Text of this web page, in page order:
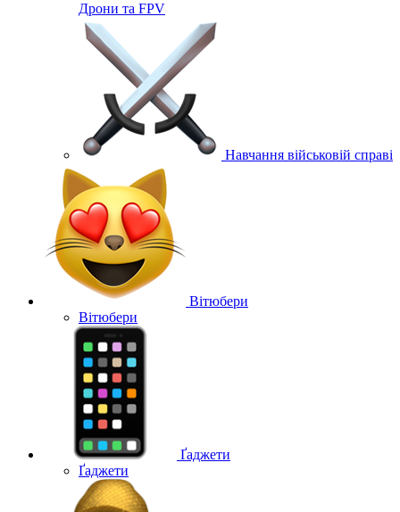
Дрони та FPV
Навчання військовій справі
Вітюбери
Вітюбери
Ґаджети
Ґаджети